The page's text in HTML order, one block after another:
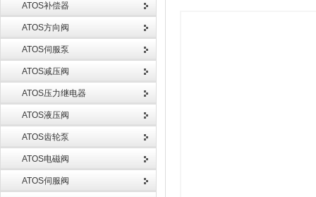
ATOS补偿器
ATOS方向阀
ATOS伺服泵
ATOS减压阀
ATOS压力继电器
ATOS液压阀
ATOS齿轮泵
ATOS电磁阀
ATOS伺服阀